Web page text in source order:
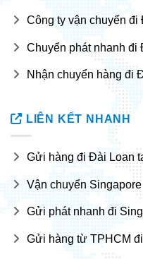
Công ty vận chuyển đi
Chuyển phát nhanh đi
Nhận chuyển hàng đi
LIÊN KẾT NHANH
Gửi hàng đi Đài Loan
Vận chuyển Singapore
Gửi phát nhanh đi
Gửi hàng từ TPHCM